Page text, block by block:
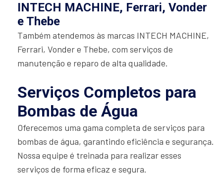
INTECH MACHINE, Ferrari, Vonder
e Thebe
Também atendemos às marcas INTECH MACHINE,
Ferrari, Vonder e Thebe, com serviços de
manutenção e reparo de alta qualidade.
Serviços Completos para
Bombas de Água
Oferecemos uma gama completa de serviços para
bombas de água, garantindo eficiência e segurança.
Nossa equipe é treinada para realizar esses
serviços de forma eficaz e segura.